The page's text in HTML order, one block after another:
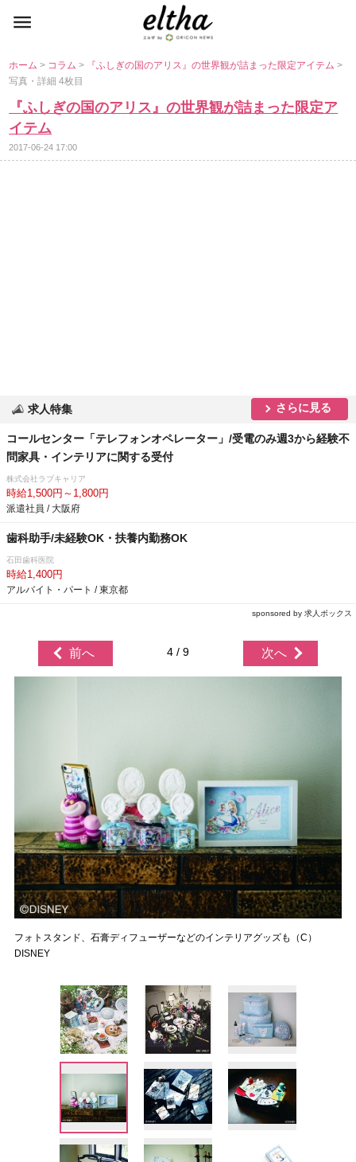
ホーム> コラム> 『ふしぎの国のアリス』の世界観が詰まった限定アイテム>
写真・詳細 4枚目
『ふしぎの国のアリス』の世界観が詰まった限定ア
イテム
2017-06-24 17:00
求人特集 さらに見る
コールセンター「テレフォンオペレーター」/受電のみ週3から経験不
問家具・インテリアに関する受付
株式会社ラブキャリア
時給1,500円～1,800円
派遣社員 / 大阪府
歯科助手/未経験OK・扶養内勤務OK
石田歯科医院
時給1,400円
アルバイト・パート / 東京都
sponsored by 求人ボックス
前へ 4 / 9 次へ
フォトスタンド、石膏ディフューザーなどのインテリアグッズも（C）
DISNEY